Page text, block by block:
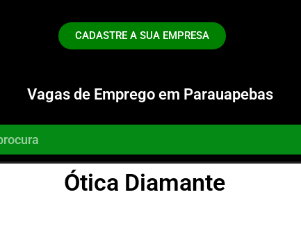
CADASTRE A SUA EMPRESA
Vagas de Emprego em Parauapebas
Ótica Diamante